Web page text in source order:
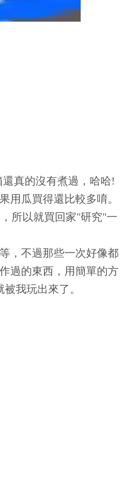
真的沒有煮過，哈哈!
用瓜買得還比較多唷。
所以就買回家"研究"一
，不過那些一次好像都
過的東西，用簡單的方
我玩出來了。